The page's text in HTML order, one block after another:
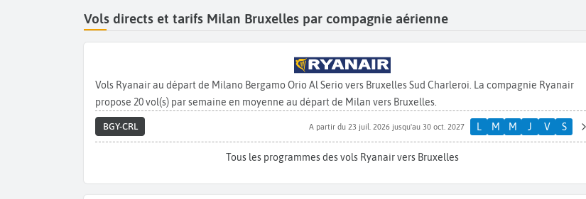
Vols directs et tarifs Milan Bruxelles par compagnie aérienne
Vols Ryanair au départ de Milano Bergamo Orio Al Serio vers Bruxelles Sud Charleroi. La compagnie Ryanair
propose 20 vol(s) par semaine en moyenne au départ de Milan vers Bruxelles.
BGY-CRL A partir du 23 juil. 2026 jusqu'au 30 oct. 2027 L M M J V S
Tous les programmes des vols Ryanair vers Bruxelles